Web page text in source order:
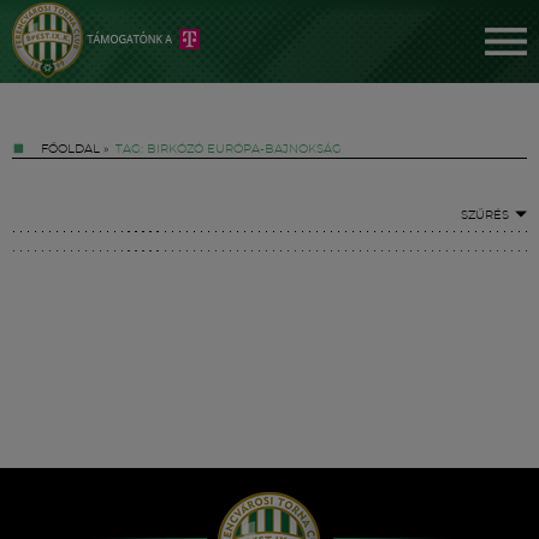
FŐOLDAL » TAG: BIRKÓZÓ EURÓPA-BAJNOKSÁG
SZŰRÉS
Hírek